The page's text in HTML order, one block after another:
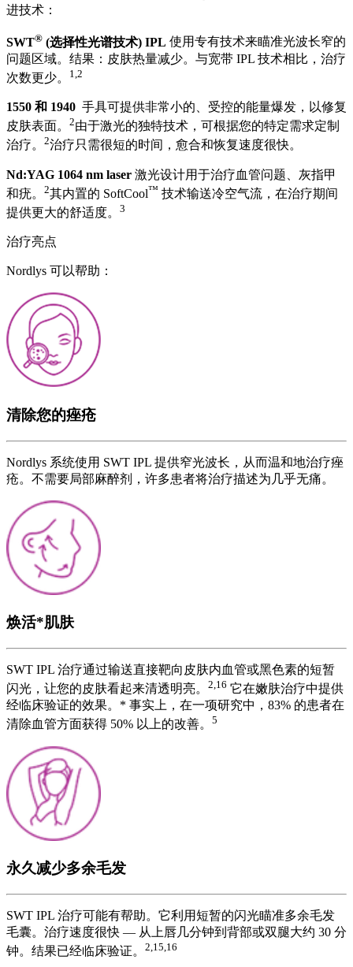
进技术：
SWT® (选择性光谱技术) IPL 使用专有技术来瞄准光波长窄的
问题区域。结果：皮肤热量减少。与宽带 IPL 技术相比，治疗
次数更少。
1,2
1550 和 1940 手具可提供非常小的、受控的能量爆发，以修复
皮肤表面。 2由于激光的独特技术，可根据您的特定需求定制
治疗。 2治疗只需很短的时间，愈合和恢复速度很快。
Nd:YAG 1064 nm laser 激光设计用于治疗血管问题、灰指甲
和疣。 2其内置的 SoftCool™ 技术输送冷空气流，在治疗期间
提供更大的舒适度。 3
治疗亮点
Nordlys 可以帮助：
清除您的痤疮
Nordlys 系统使用 SWT IPL 提供窄光波长，从而温和地治疗痤
疮。不需要局部麻醉剂，许多患者将治疗描述为几乎无痛。
焕活*肌肤
SWT IPL 治疗通过输送直接靶向皮肤内血管或黑色素的短暂
闪光，让您的皮肤看起来清透明亮。 2,16 它在嫩肤治疗中提供
经临床验证的效果。* 事实上，在一项研究中，83% 的患者在
清除血管方面获得 50% 以上的改善。 5
永久减少多余毛发
SWT IPL 治疗可能有帮助。它利用短暂的闪光瞄准多余毛发
毛囊。治疗速度很快 — 从上唇几分钟到背部或双腿大约 30 分
钟。结果已经临床验证。 2,15,16